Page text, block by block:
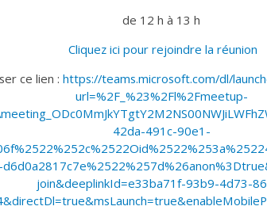
de 12 h à 13 h
Cliquez ici pour rejoindre la réunion
ce lien : https://teams.microsoft.com/dl/
url=%2F_%23%2Fl%2Fmeetup-
42da-491c-90e1-
join&deeplinkId=e33ba71f-93b9-4d73-